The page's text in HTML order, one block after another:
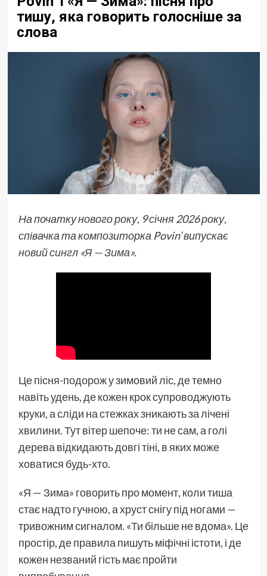
тишу, яка говорить голосніше за
слова
На початку нового року, 9 січня 2026 року,
співачка та композиторка Povin’ випускає
новий сингл «Я — Зима».
Це пісня-подорож у зимовий ліс, де темно
навіть удень, де кожен крок супроводжують
круки, а сліди на стежках зникають за лічені
хвилини. Тут вітер шепоче: ти не сам, а голі
дерева відкидають довгі тіні, в яких може
ховатися будь-хто.
«Я — Зима» говорить про момент, коли тиша
стає надто гучною, а хруст снігу під ногами —
тривожним сигналом. «Ти більше не вдома». Це
простір, де правила пишуть міфічні істоти, і де
кожен незваний гість має пройти